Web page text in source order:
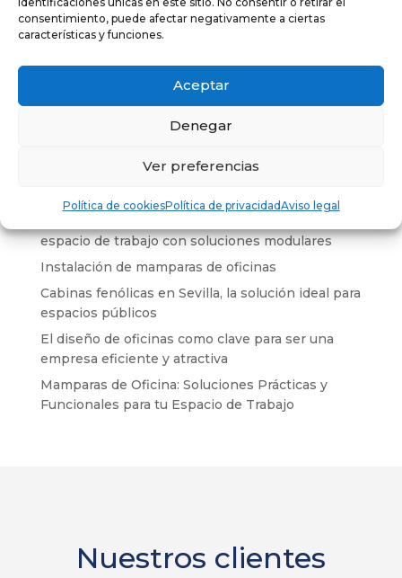
consentimiento, puede afectar negativamente a ciertas
características y funciones.
Aceptar
Denegar
Ver preferencias
Política de cookiesPolítica de privacidadAviso legal
transparencia y la colaboración visual.
espacio de trabajo con soluciones modulares
Instalación de mamparas de oficinas
Cabinas fenólicas en Sevilla, la solución ideal para
espacios públicos
El diseño de oficinas como clave para ser una
empresa eficiente y atractiva
Mamparas de Oficina: Soluciones Prácticas y
Funcionales para tu Espacio de Trabajo
Nuestros clientes